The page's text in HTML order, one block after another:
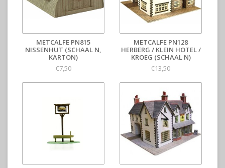
METCALFE PN815
NISSENHUT (SCHAAL N,
KARTON)
€7,50
METCALFE PN128
HERBERG / KLEIN HOTEL /
KROEG (SCHAAL N)
€13,50